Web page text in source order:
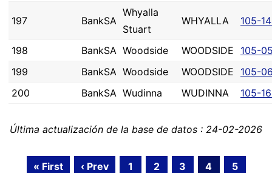
197 BankSA
Whyalla
Stuart
WHYALLA 105-
198 BankSA Woodside WOODSIDE
105-
199
BankSA Woodside WOODSIDE
105-
200
BankSA Wudinna WUDINNA 105-
Última actualización de la base de datos : 24-02-2026
« First ‹ Prev 1 2 3 4 5